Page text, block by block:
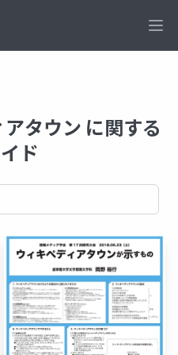
タウン に関する
ド